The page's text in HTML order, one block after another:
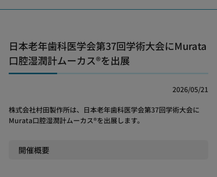
日本老年歯科医学会第37回学術大会にMurata
口腔湿潤計ムーカス®を出展
2026/05/21
株式会社村田製作所は、日本老年歯科医学会第37回学術大会に
Murata口腔湿潤計ムーカス®を出展します。
開催概要